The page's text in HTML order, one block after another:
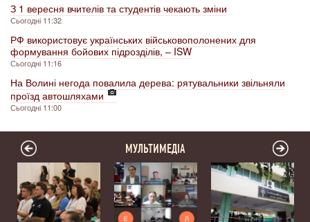
З 1 вересня вчителів та студентів чекають зміни
Сьогодні 11:32
РФ використовує українських військовополонених для
формування бойових підрозділів, – ISW
Сьогодні 11:16
На Волині негода повалила дерева: рятувальники звільняли
проїзд автошляхами
Сьогодні 11:00
МУЛЬТИМЕДІА